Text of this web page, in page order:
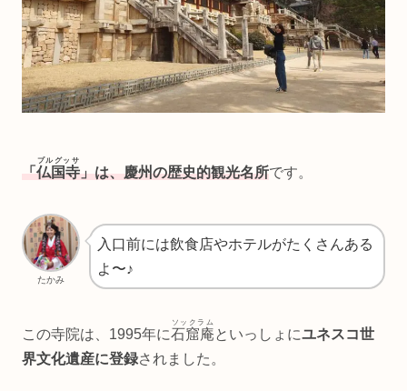
「仏国寺
プルグッサ
」は、慶州の歴史的観光名所です。
たかみ
入口前には飲食店やホテルがたくさんある
よ〜♪
この寺院は、1995年に石窟庵
ソックラム
といっしょにユネスコ世
界文化遺産に登録されました。